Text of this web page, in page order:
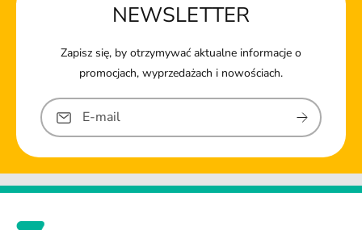
NEWSLETTER
Zapisz się, by otrzymywać aktualne informacje o
promocjach, wyprzedażach i nowościach.
E-mail